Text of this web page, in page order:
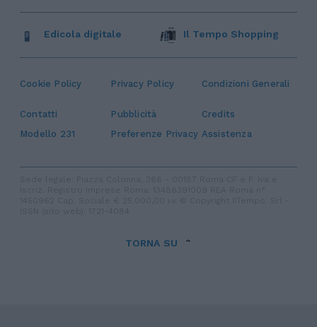
Cookie Policy Privacy Policy Condizioni Generali
Contatti Pubblicità
Credits
Modello 231
Preferenze Privacy Assistenza
Edicola digitale Il Tempo Shopping
TORNA SU